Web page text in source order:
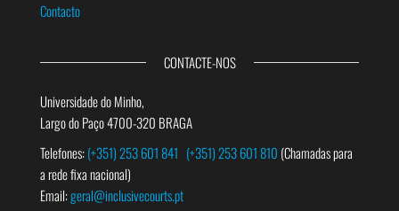
Contacto
CONTACTE-NOS
Universidade do Minho,
Largo do Paço 4700-320 BRAGA
Telefones:(+351) 253 601 841 (+351) 253 601 810 (Chamadas para
a rede fixa nacional)
Email:geral@inclusivecourts.pt